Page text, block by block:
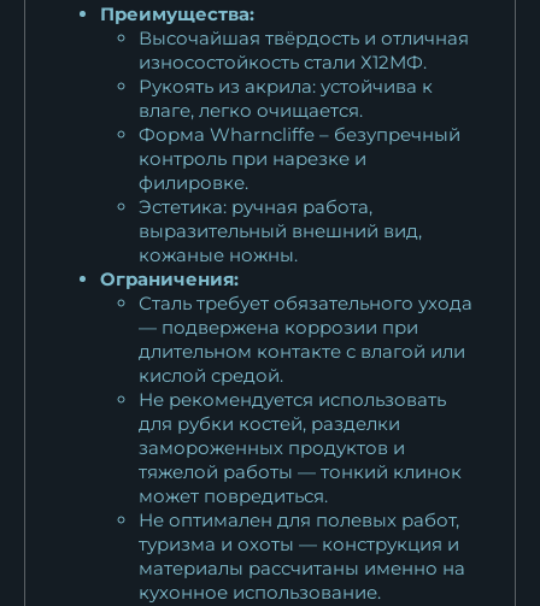
Преимущества:
Высочайшая твёрдость и отличная
износостойкость стали Х12МФ.
Рукоять из акрила: устойчива к
влаге, легко очищается.
Форма Wharncliffe – безупречный
контроль при нарезке и
филировке.
Эстетика: ручная работа,
выразительный внешний вид,
кожаные ножны.
Ограничения:
Сталь требует обязательного ухода
— подвержена коррозии при
длительном контакте с влагой или
кислой средой.
Не рекомендуется использовать
для рубки костей, разделки
замороженных продуктов и
тяжелой работы — тонкий клинок
может повредиться.
Не оптимален для полевых работ,
туризма и охоты — конструкция и
материалы рассчитаны именно на
кухонное использование.